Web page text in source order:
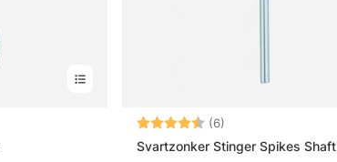
Beoordeling:(6)
Svartzonker Stinger Spikes Shaft